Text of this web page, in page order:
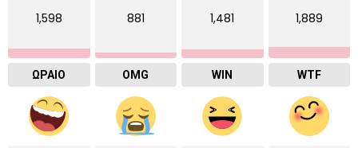
1,598
ΩΡΑΙΟ
881
OMG
1,481
WIN
1,889
WTF